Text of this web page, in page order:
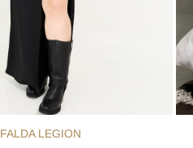
FALDA LEGION